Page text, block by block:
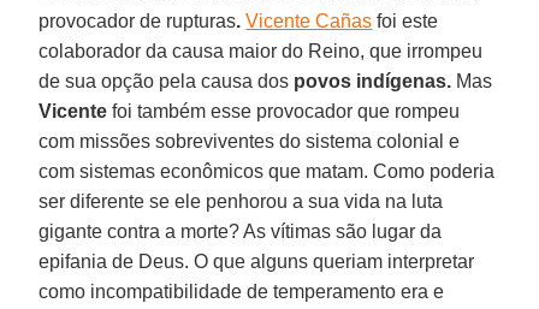
provocador de rupturas.Vicente Cañas foi este
colaborador da causa maior do Reino, que irrompeu
de sua opção pela causa dos povos indígenas. Mas
Vicente foi também esse provocador que rompeu
com missões sobreviventes do sistema colonial e
com sistemas econômicos que matam. Como poderia
ser diferente se ele penhorou a sua vida na luta
gigante contra a morte? As vítimas são lugar da
epifania de Deus. O que alguns queriam interpretar
como incompatibilidade de temperamento era e